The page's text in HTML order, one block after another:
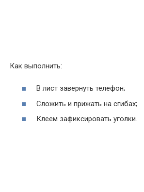
Как выполнить:
В лист завернуть телефон;
Сложить и прижать на сгибах;
Клеем зафиксировать уголки.